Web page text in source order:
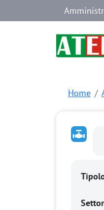
Salta al contenuto principale
Home